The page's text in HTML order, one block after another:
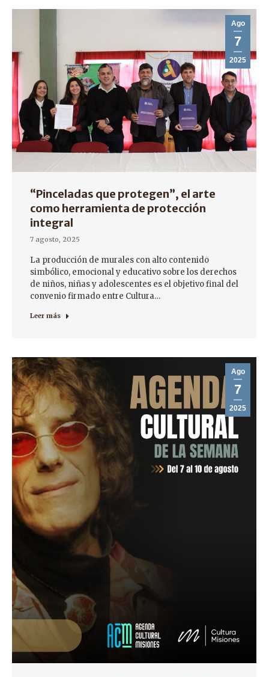
Ago
7
2025
“Pinceladas que protegen”, el arte
como herramienta de protección
integral
7 agosto, 2025
La producción de murales con alto contenido
simbólico, emocional y educativo sobre los derechos
de niños, niñas y adolescentes es el objetivo final del
convenio firmado entre Cultura…
Leer más
Ago
7
2025